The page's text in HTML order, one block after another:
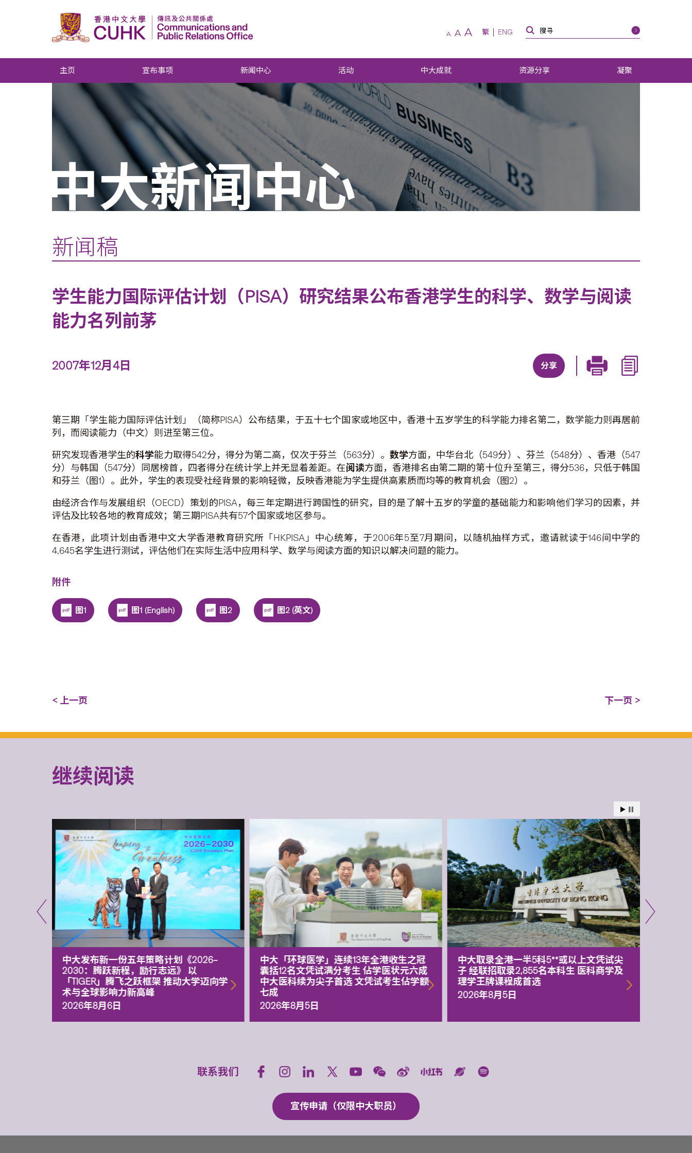
A A A 繁 ENG
主页 宣布事项 新闻中心 活动 中大成就 资源分享 凝聚
中大新闻中心
新闻稿
学生能力国际评估计划（PISA）研究结果公布香港学生的科学、数学与阅读
能力名列前茅
2007年12月4日 分享
第三期「学生能力国际评估计划」（简称PISA）公布结果，于五十七个国家或地区中，香港十五岁学生的科学能力排名第二，数学能力则再居前
列，而阅读能力（中文）则进至第三位。
研究发现香港学生的科学能力取得542分，得分为第二高，仅次于芬兰（563分）。 数学方面，中华台北（549分）、芬兰（548分）、香港（547
分）与韩国（547分）同居榜首，四者得分在统计学上并无显着差距。在阅读方面，香港排名由第二期的第十位升至第三，得分536，只低于韩国
和芬兰（图1）。此外，学生的表现受社经背景的影响轻微，反映香港能为学生提供高素质而均等的教育机会（图2）。
由经济合作与发展组织（OECD）策划的PISA，每三年定期进行跨国性的研究，目的是了解十五岁的学童的基础能力和影响他们学习的因素，并
评估及比较各地的教育成效；第三期PISA共有57个国家或地区参与。
在香港，此项计划由香港中文大学香港教育研究所「HKPISA」中心统筹，于2006年5至7月期间，以随机抽样方式，邀请就读于146间中学的
4,645名学生进行测试，评估他们在实际生活中应用科学、数学与阅读方面的知识以解决问题的能力。
附件
图1 图1 (English) 图2 图2 (英文)
< 上一页 下一页 >
继续阅读
中大发布新一份五年策略计划《2026‒
2030：腾跃新程，励行志远》 以
「TIGER」腾飞之跃框架 推动大学迈向学
术与全球影响力新高峰
2026年8月6日
中大「环球医学」连续13年全港收生之冠
囊括12名文凭试满分考生 佔学医状元六成
中大医科续为尖子首选 文凭试考生佔学额
七成
2026年8月5日
中大取录全港一半5科5**或以上文凭试尖
子 经联招取录2,855名本科生 医科商学及
理学王牌课程成首选
2026年8月5日
联系我们
宣传申请（仅限中大职员）